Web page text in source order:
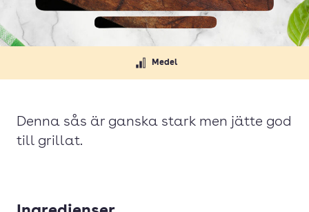
Medel
Denna sås är ganska stark men jätte god
till grillat.